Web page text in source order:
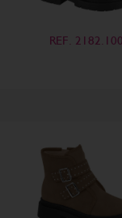
REF. 2182.100